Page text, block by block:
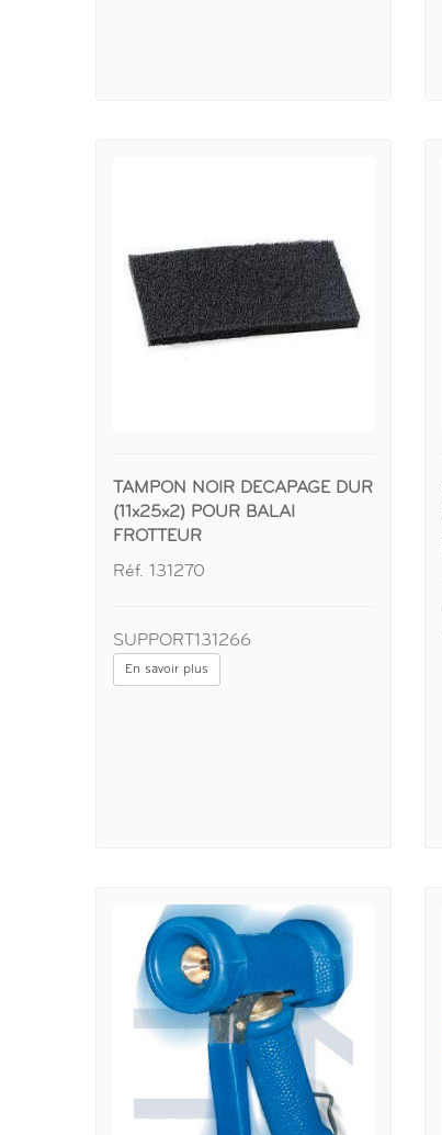
TAMPON NOIR DECAPAGE DUR
(11x25x2) POUR BALAI
FROTTEUR
Réf. 131270
SUPPORT131266
En savoir plus